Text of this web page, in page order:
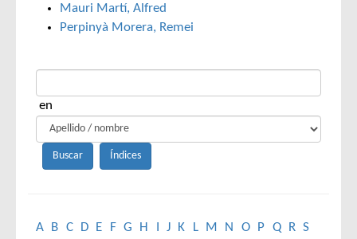
Mauri Martí, Alfred
Perpinyà Morera, Remei
en
A B C D E F G H J K L M N O P Q R S